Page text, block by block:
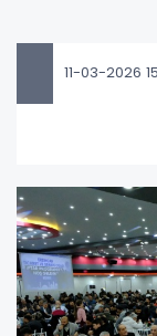
11-03-2026